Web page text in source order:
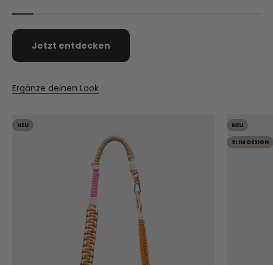
Jetzt entdecken
Ergänze deinen Look
NEU NEU
SLIM DESIGN